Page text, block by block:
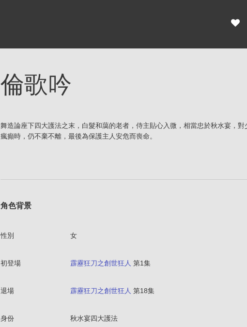
瀏覽
倫歌吟
舞造論座下四大護法之末，白髮和藹的老者，侍主貼心入微，相當忠於秋水宴，
瘋癲時，仍不棄不離，最後為保護主人安危而喪命。
角色背景
性別 女
初登場 霹靂狂刀之創世狂人 第1集
退場 霹靂狂刀之創世狂人 第18集
身份 秋水宴四大護法